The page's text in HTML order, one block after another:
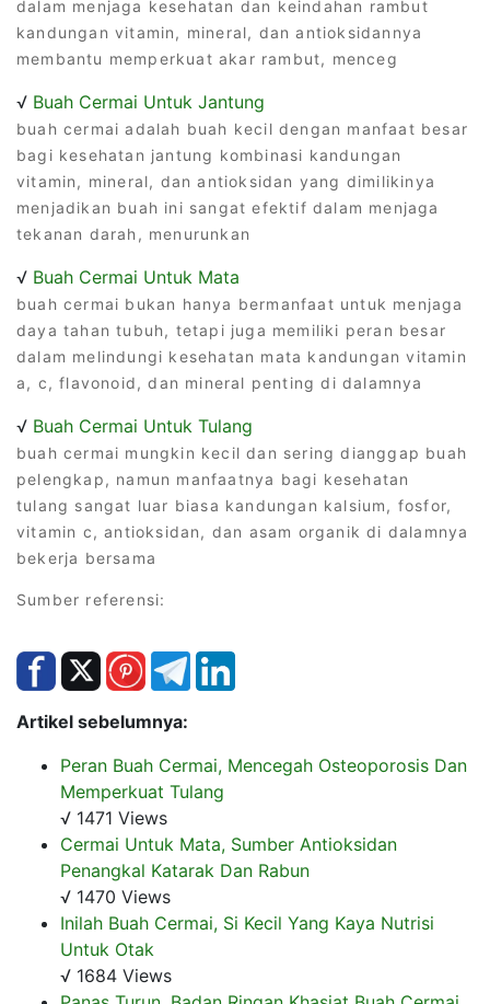
dalam menjaga kesehatan dan keindahan rambut
kandungan vitamin, mineral, dan antioksidannya
membantu memperkuat akar rambut, menceg
√ Buah Cermai Untuk Jantung
buah cermai adalah buah kecil dengan manfaat besar
bagi kesehatan jantung kombinasi kandungan
vitamin, mineral, dan antioksidan yang dimilikinya
menjadikan buah ini sangat efektif dalam menjaga
tekanan darah, menurunkan
√ Buah Cermai Untuk Mata
buah cermai bukan hanya bermanfaat untuk menjaga
daya tahan tubuh, tetapi juga memiliki peran besar
dalam melindungi kesehatan mata kandungan vitamin
a, c, flavonoid, dan mineral penting di dalamnya
√ Buah Cermai Untuk Tulang
buah cermai mungkin kecil dan sering dianggap buah
pelengkap, namun manfaatnya bagi kesehatan
tulang sangat luar biasa kandungan kalsium, fosfor,
vitamin c, antioksidan, dan asam organik di dalamnya
bekerja bersama
Sumber referensi:
Artikel sebelumnya:
Peran Buah Cermai, Mencegah Osteoporosis Dan
Memperkuat Tulang
√ 1471 Views
Cermai Untuk Mata, Sumber Antioksidan
Penangkal Katarak Dan Rabun
√ 1470 Views
Inilah Buah Cermai, Si Kecil Yang Kaya Nutrisi
Untuk Otak
√ 1684 Views